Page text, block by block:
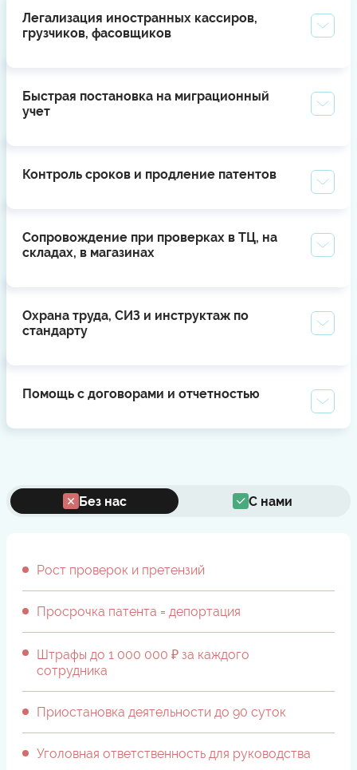
Легализация иностранных кассиров,
грузчиков, фасовщиков
Быстрая постановка на миграционный
учет
Контроль сроков и продление патентов
Сопровождение при проверках в ТЦ, на
складах, в магазинах
Охрана труда, СИЗ и инструктаж по
стандарту
Помощь с договорами и отчетностью
Без нас С нами
Рост проверок и претензий
Просрочка патента = депортация
Штрафы до 1 000 000 ₽ за каждого
сотрудника
Приостановка деятельности до 90 суток
Уголовная ответственность для руководства